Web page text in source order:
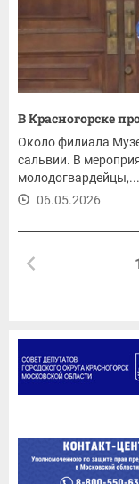
В Красногорске
Около филиала
сальвии. В
молодогвардейцы,...
06.05.2026